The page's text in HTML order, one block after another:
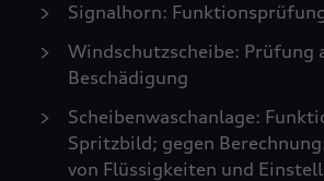
Signalhorn:
Windschutzscheibe: Prüfung
Beschädigung
Scheibenwaschanlage:
Spritzbild; gegen
von Flüssigkeiten und